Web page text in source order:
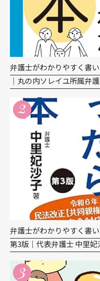
弁護士がわかりやすく書
｜丸の内ソレイユ所属弁
2
弁護士がわかりやすく書
第3版｜代表弁護士 中里妃
3